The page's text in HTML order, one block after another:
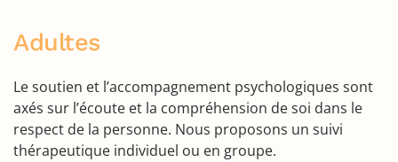
Adultes
Le soutien et l’accompagnement psychologiques sont
axés sur l’écoute et la compréhension de soi dans le
respect de la personne. Nous proposons un suivi
thérapeutique individuel ou en groupe.